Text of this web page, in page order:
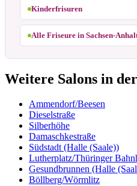
Kinderfrisuren
Alle Friseure in Sachsen-
Weitere Salons in
Ammendorf/Beesen
Dieselstraße
Silberhöhe
Damaschkestraße
Südstadt (Halle (Saale))
Lutherplatz/Thüringer
Gesundbrunnen (Halle
Böllberg/Wörmlitz